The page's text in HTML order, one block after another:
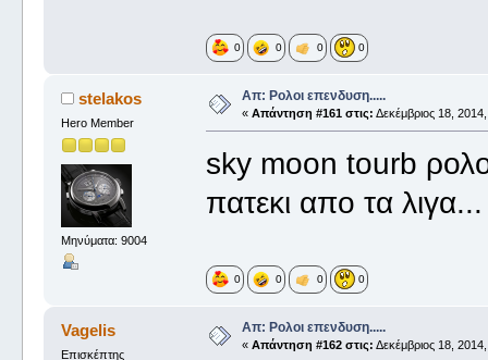
0 0 0 0
stelakos
Hero Member
Μηνύματα: 9004
Απ: Ρολοι επενδυση.....
« Απάντηση #161 στις: Δεκέμβριος 18,
sky moon tourb
πατεκι απο τα λιγα...
0 0 0 0
Vagelis
Επισκέπτης
Απ: Ρολοι επενδυση.....
« Απάντηση #162 στις: Δεκέμβριος 18,